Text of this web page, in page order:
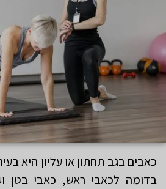
כאבים בגב תחתון או עליון היא
בדומה לכאבי ראש, כאבי בטן